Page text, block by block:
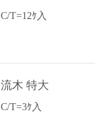
C/T=12ｹ入
流木 特大
C/T=3ｹ入